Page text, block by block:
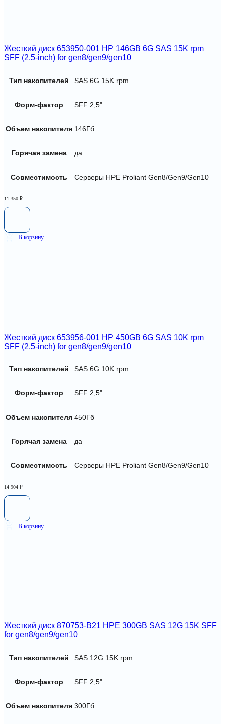
Жесткий диск 653950-001 HP 146GB 6G SAS 15K rpm
SFF (2.5-inch) for gen8/gen9/gen10
Тип накопителей SAS 6G 15K rpm
Форм-фактор SFF 2,5"
Объем накопителя 146Гб
Горячая замена да
Совместимость Серверы HPE Proliant Gen8/Gen9/Gen10
11 350 ₽
В корзину
Жесткий диск 653956-001 HP 450GB 6G SAS 10K rpm
SFF (2.5-inch) for gen8/gen9/gen10
Тип накопителей SAS 6G 10K rpm
Форм-фактор SFF 2,5"
Объем накопителя 450Гб
Горячая замена да
Совместимость Серверы HPE Proliant Gen8/Gen9/Gen10
14 904 ₽
В корзину
Жесткий диск 870753-B21 HPE 300GB SAS 12G 15K SFF
for gen8/gen9/gen10
Тип накопителей SAS 12G 15K rpm
Форм-фактор SFF 2,5"
Объем накопителя 300Гб